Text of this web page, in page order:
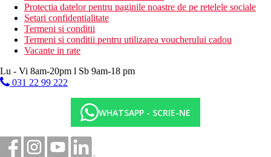
Protectia datelor pentru paginile noastre de pe retelele sociale
Setari confidentialitate
Termeni si conditii
Termeni si conditii pentru utilizarea voucherului cadou
Vacante in rate
Lu - Vi 8am-20pm l Sb 9am-18 pm
031 22 99 222
WHATSAPP - SCRIE-NE